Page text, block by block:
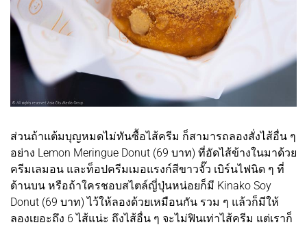
ส่วนถ้าแต้มบุญหมดไม่ทันซื้อไส้ครีม ก็สามารถลองสั่งไส้อื่น ๆ
อย่าง Lemon Meringue Donut (69 บาท) ที่อัดไส้ข้างในมาด้วย
ครีมเลมอน และท็อปครีมเมอแรงก์สีขาวจั๊ว เบิร์นไฟนิด ๆ ที่
ด้านบน หรือถ้าใครชอบสไตล์ญี่ปุ่นหน่อยก็มี Kinako Soy
Donut (69 บาท) ไว้ให้ลองด้วยเหมือนกัน รวม ๆ แล้วก็มีให้
ลองเยอะถึง 6 ไส้แน่ะ ถึงไส้อื่น ๆ จะไม่ฟินเท่าไส้ครีม แต่เราก็